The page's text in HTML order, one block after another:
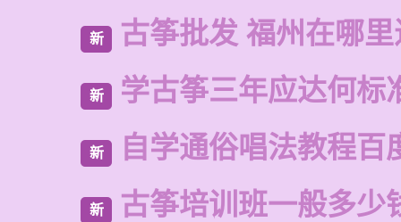
新 古筝批发 福州在哪
新 学古筝三年应达何标
新 自学通俗唱法教程百
新 古筝培训班一般多少